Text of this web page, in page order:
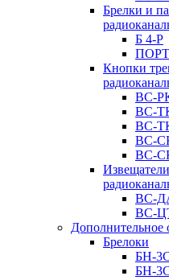
Брелки и
Б 4-Р
Кнопки
ВС-
ВС-
ВС-
ВС-
ВС-
ВС-
ВС-
Дополнительное
Брелоки
БН-
БН-